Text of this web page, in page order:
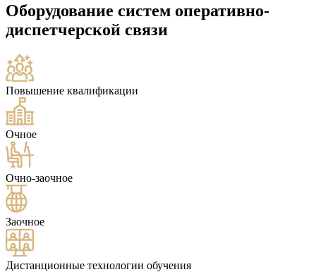
Оборудование систем оперативно-
диспетчерской связи
Повышение квалификации
Очное
Очно-заочное
Заочное
Дистанционные технологии обучения